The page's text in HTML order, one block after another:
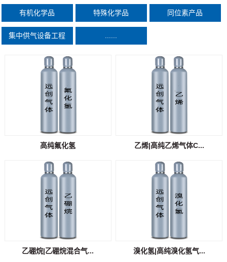
有机化学品 特殊化学品 同位素产品
集中供气设备工程 ......
高纯氟化氢 乙烯|高纯乙烯气体C...
乙硼烷|乙硼烷混合气... 溴化氢|高纯溴化氢气...